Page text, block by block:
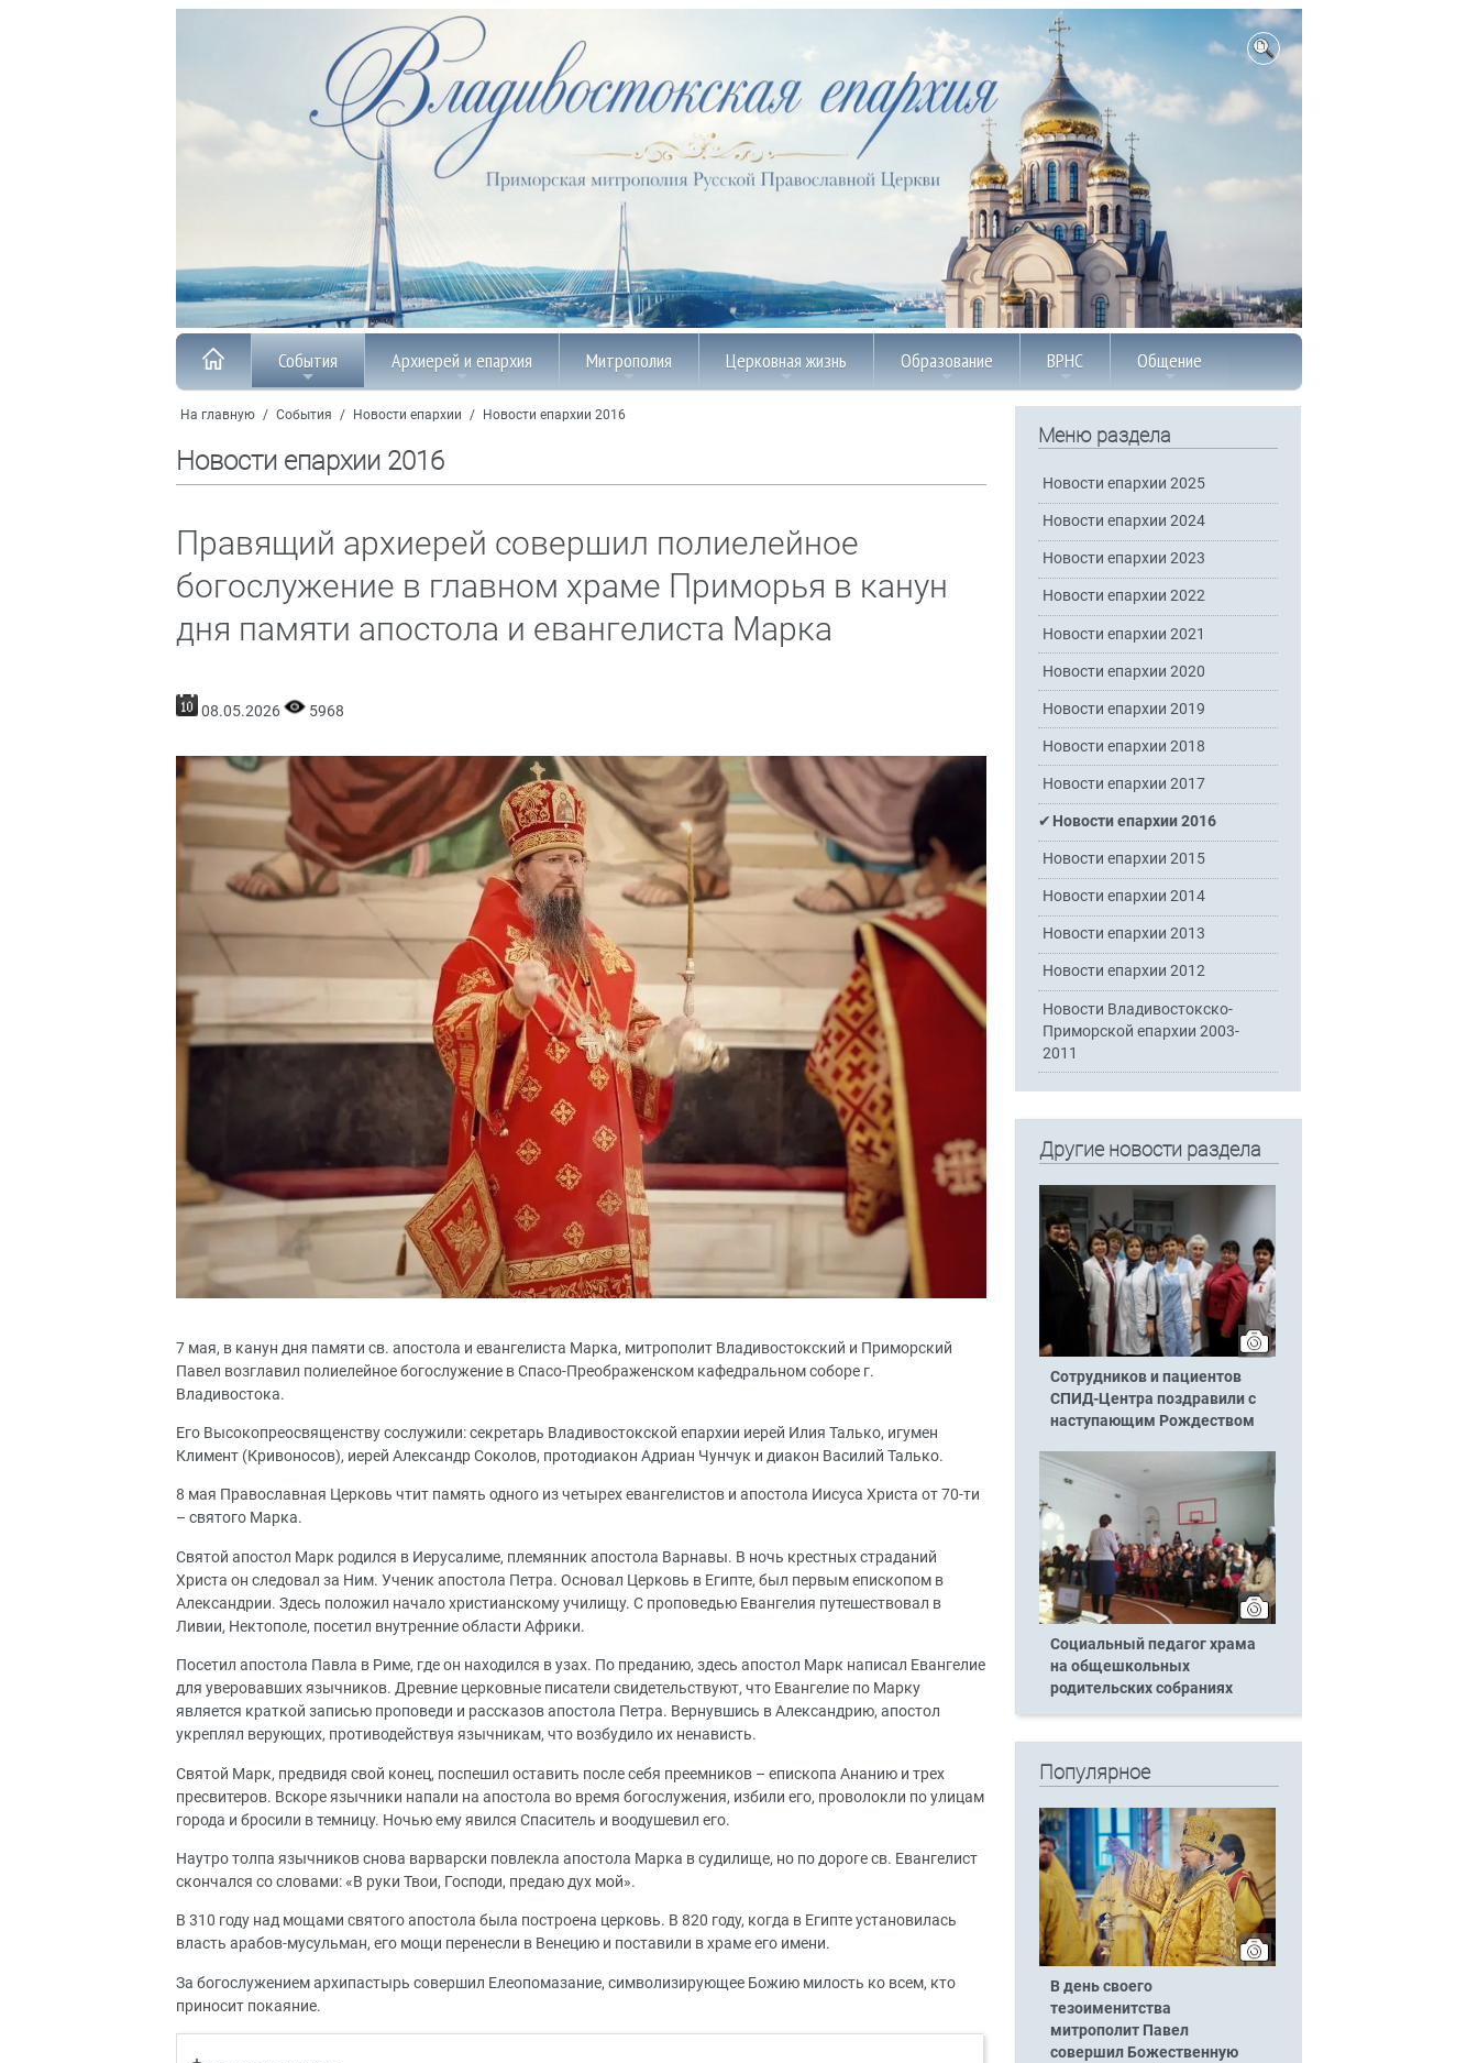
События Архиерей и епархия Митрополия Церковная жизнь Образование ВРНС Общение
На главную / События / Новости епархии / Новости епархии 2016
Новости епархии 2016
Правящий архиерей совершил полиелейное
богослужение в главном храме Приморья в канун
дня памяти апостола и евангелиста Марка
08.05.2026 5968
7 мая, в канун дня памяти св. апостола и евангелиста Марка, митрополит Владивостокский и Приморский
Павел возглавил полиелейное богослужение в Спасо-Преображенском кафедральном соборе г.
Владивостока.
Его Высокопреосвященству сослужили: секретарь Владивостокской епархии иерей Илия Талько, игумен
Климент (Кривоносов), иерей Александр Соколов, протодиакон Адриан Чунчук и диакон Василий Талько.
8 мая Православная Церковь чтит память одного из четырех евангелистов и апостола Иисуса Христа от 70-ти
– святого Марка.
Святой апостол Марк родился в Иерусалиме, племянник апостола Варнавы. В ночь крестных страданий
Христа он следовал за Ним. Ученик апостола Петра. Основал Церковь в Египте, был первым епископом в
Александрии. Здесь положил начало христианскому училищу. С проповедью Евангелия путешествовал в
Ливии, Нектополе, посетил внутренние области Африки.
Посетил апостола Павла в Риме, где он находился в узах. По преданию, здесь апостол Марк написал Евангелие
для уверовавших язычников. Древние церковные писатели свидетельствуют, что Евангелие по Марку
является краткой записью проповеди и рассказов апостола Петра. Вернувшись в Александрию, апостол
укреплял верующих, противодействуя язычникам, что возбудило их ненависть.
Святой Марк, предвидя свой конец, поспешил оставить после себя преемников – епископа Ананию и трех
пресвитеров. Вскоре язычники напали на апостола во время богослужения, избили его, проволокли по улицам
города и бросили в темницу. Ночью ему явился Спаситель и воодушевил его.
Наутро толпа язычников снова варварски повлекла апостола Марка в судилище, но по дороге св. Евангелист
скончался со словами: «В руки Твои, Господи, предаю дух мой».
В 310 году над мощами святого апостола была построена церковь. В 820 году, когда в Египте установилась
власть арабов-мусульман, его мощи перенесли в Венецию и поставили в храме его имени.
За богослужением архипастырь совершил Елеопомазание, символизирующее Божию милость ко всем, кто
приносит покаяние.
Меню раздела
Новости епархии 2025
Новости епархии 2024
Новости епархии 2023
Новости епархии 2022
Новости епархии 2021
Новости епархии 2020
Новости епархии 2019
Новости епархии 2018
Новости епархии 2017
Новости епархии 2016
Новости епархии 2015
Новости епархии 2014
Новости епархии 2013
Новости епархии 2012
Новости Владивостокско-
Приморской епархии 2003-
2011
Другие новости раздела
Сотрудников и пациентов
СПИД-Центра поздравили с
наступающим Рождеством
Социальный педагог храма
на общешкольных
родительских собраниях
Популярное
В день своего
тезоименитства
митрополит Павел
совершил Божественную